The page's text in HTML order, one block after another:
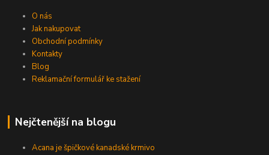
O nás
Jak nakupovat
Obchodní podmínky
Kontakty
Blog
Reklamační formulář ke stažení
Nejčtenější na blogu
Acana je špičkové kanadské krmivo